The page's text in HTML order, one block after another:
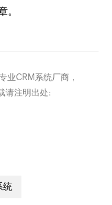
。
业CRM系统厂商，
请注明出处:
统